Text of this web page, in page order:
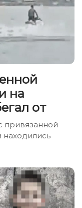
на
от
привязанной
находились